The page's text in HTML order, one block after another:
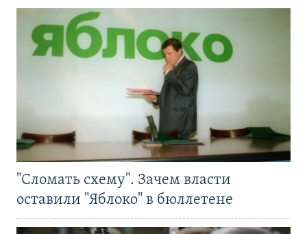
"Сломать схему". Зачем власти
оставили "Яблоко" в бюллетене